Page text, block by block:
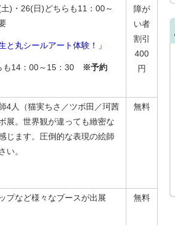
土)・26(日)どちらも11：00～
と丸シールアート体験！」
14：00～15：30
※予約
障が
い者
割引
400
円
4人（猫実ちさ／ツボ田／珂茜
展。世界観が違っても緻密な
じます。圧倒的な表現の絵師
い。
無料
プなど様々なブースが出展 無料